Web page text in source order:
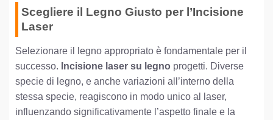
Scegliere il Legno Giusto per l’Incisione
Laser
Selezionare il legno appropriato è fondamentale per il
successo. Incisione laser su legno progetti. Diverse
specie di legno, e anche variazioni all’interno della
stessa specie, reagiscono in modo unico al laser,
influenzando significativamente l’aspetto finale e la